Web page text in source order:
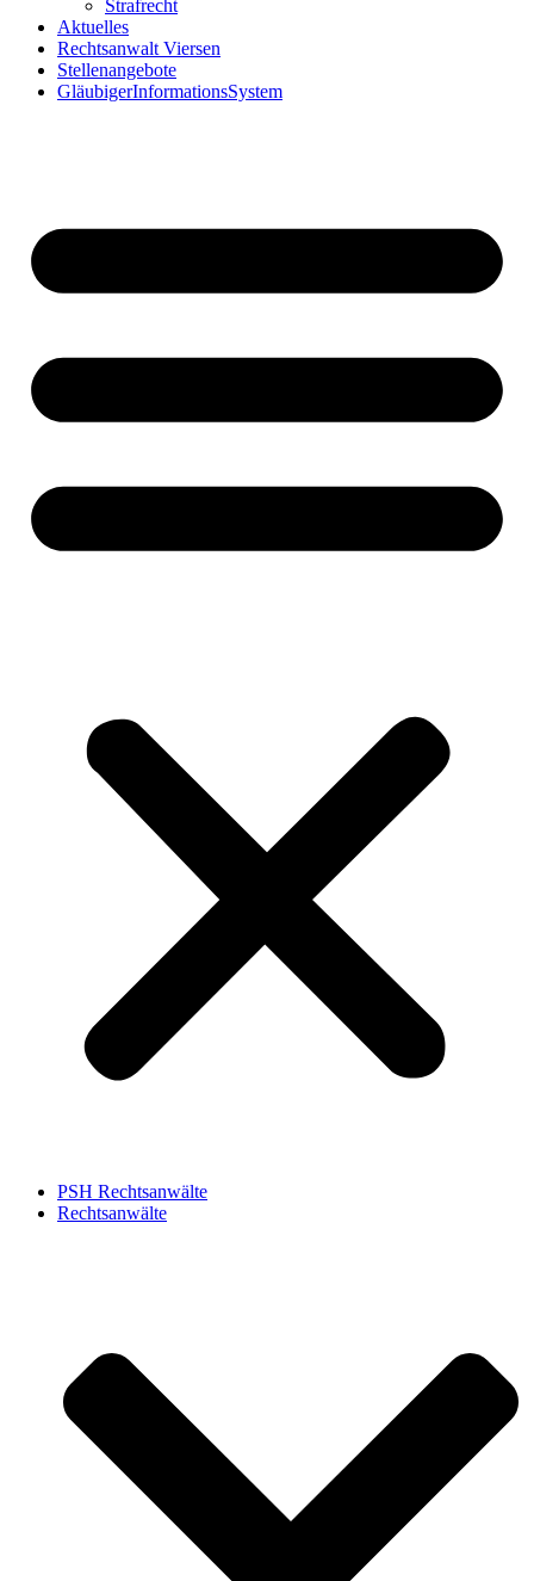
Strafrecht
Aktuelles
Rechtsanwalt Viersen
Stellenangebote
GläubigerInformationsSystem
PSH Rechtsanwälte
Rechtsanwälte